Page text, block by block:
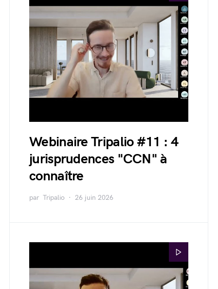
Webinaire Tripalio #11 : 4
jurisprudences "CCN" à
connaître
par Tripalio 26 juin 2026